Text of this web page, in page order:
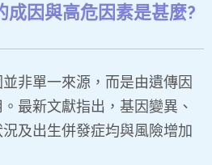
成因與高危因素是甚麼?
非單一來源，而是由遺傳因
最新文獻指出，基因變異、
及出生併發症均與風險增加